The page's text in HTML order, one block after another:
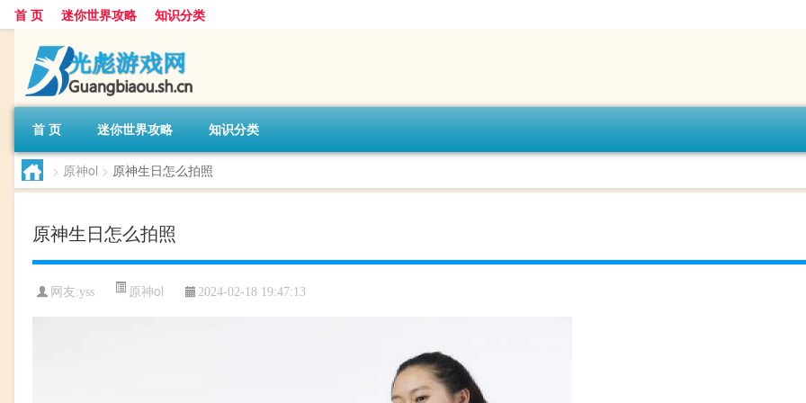
首 页 迷你世界攻略 知识分类
首 页 迷你世界攻略 知识分类
> 原神ol > 原神生日怎么拍照
原神生日怎么拍照
网友:yss 原神ol 2024-02-18 19:47:13